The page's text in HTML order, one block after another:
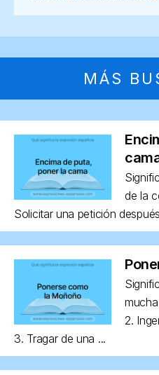
MÁS
de la
Solicitar una petición
2.
3. Tragar de una ...